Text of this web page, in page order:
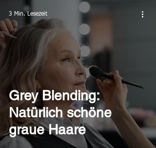
Grey Blending:
Natürlich schöne
graue Haare
3 Min. Lesezeit